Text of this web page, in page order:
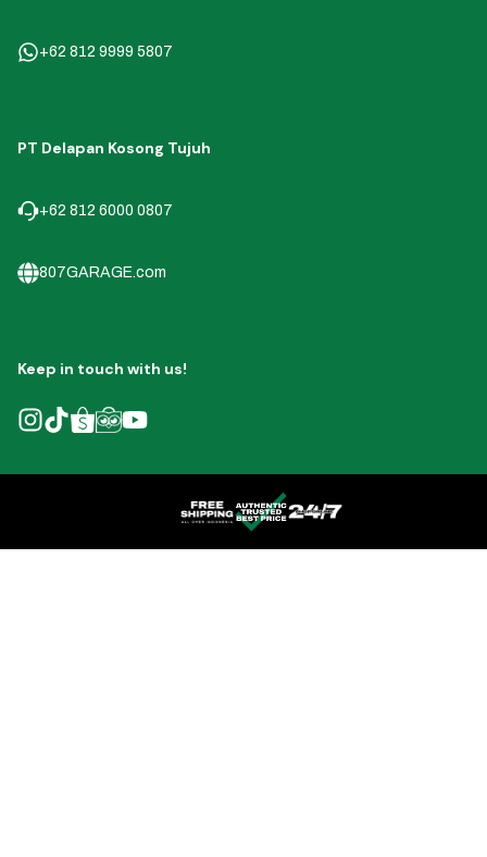
+62 812 9999 5807
PT Delapan Kosong Tujuh
+62 812 6000 0807
807GARAGE.com
Keep in touch with us!